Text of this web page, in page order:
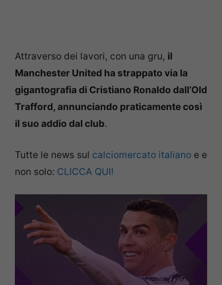
Attraverso dei lavori, con una gru, il
Manchester United ha strappato via la
gigantografia di Cristiano Ronaldo dall’Old
Trafford, annunciando praticamente così
il suo addio dal club.
Tutte le news sul calciomercato italiano e e
non solo: CLICCA QUI!